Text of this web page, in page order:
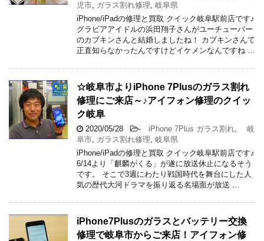
児市, ガラス割れ修理, 岐阜県
iPhone/iPadの修理と買取 クイック岐阜駅前店です♪
グラビアアイドルの浜田翔子さんがユーチューバー
のカブキンさんと結婚しましたね！ カブキンさんて
正直知らなかったんですけどイケメンなんですね …
☆岐阜市よりiPhone 7Plusのガラス割れ
修理にご来店～♪アイフォン修理のクイッ
ク岐阜
2020/05/28 - iPhone 7Plus ガラス割れ,
岐
阜市, ガラス割れ修理, 岐阜県
iPhone/iPadの修理と買取 クイック岐阜駅前店です♪
6/14より「麒麟がくる」が遂に放送休止になるそう
です。 そこで3週にわたり戦国時代を舞台にした人
気の歴代大河ドラマを振り返る名場面が放送 …
iPhone7Plusのガラスとバッテリー交換
修理で岐阜市からご来店！アイフォン修